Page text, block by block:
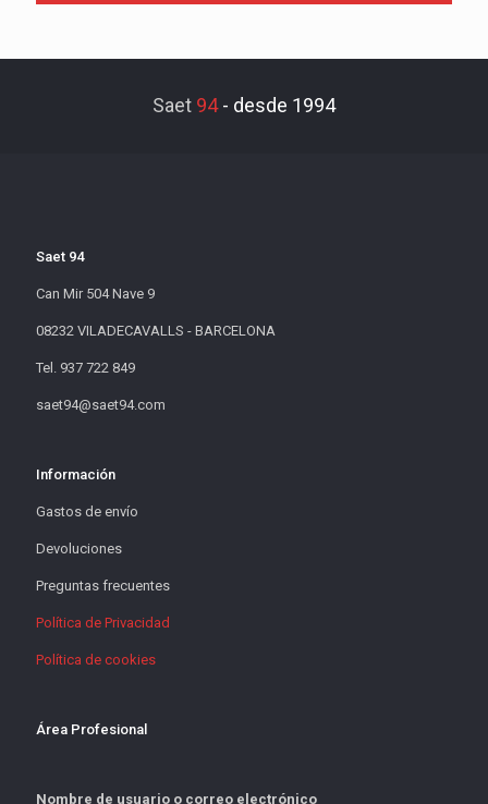
Saet 94- desde 1994
Saet 94
Can Mir 504 Nave 9
08232 VILADECAVALLS - BARCELONA
Tel. 937 722 849
saet94@saet94.com
Información
Gastos de envío
Devoluciones
Preguntas frecuentes
Política de Privacidad
Política de cookies
Área Profesional
Nombre de usuario o correo electrónico